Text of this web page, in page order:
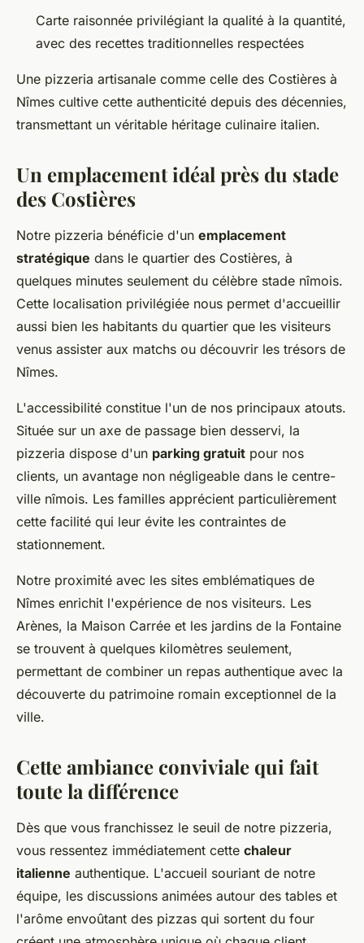
Carte raisonnée privilégiant la qualité à la quantité,
avec des recettes traditionnelles respectées
Une pizzeria artisanale comme celle des Costières à
Nîmes cultive cette authenticité depuis des décennies,
transmettant un véritable héritage culinaire italien.
Un emplacement idéal près du stade
des Costières
Notre pizzeria bénéficie d'un emplacement
stratégique dans le quartier des Costières, à
quelques minutes seulement du célèbre stade nîmois.
Cette localisation privilégiée nous permet d'accueillir
aussi bien les habitants du quartier que les visiteurs
venus assister aux matchs ou découvrir les trésors de
Nîmes.
L'accessibilité constitue l'un de nos principaux atouts.
Située sur un axe de passage bien desservi, la
pizzeria dispose d'un parking gratuit pour nos
clients, un avantage non négligeable dans le centre-
ville nîmois. Les familles apprécient particulièrement
cette facilité qui leur évite les contraintes de
stationnement.
Notre proximité avec les sites emblématiques de
Nîmes enrichit l'expérience de nos visiteurs. Les
Arènes, la Maison Carrée et les jardins de la Fontaine
se trouvent à quelques kilomètres seulement,
permettant de combiner un repas authentique avec la
découverte du patrimoine romain exceptionnel de la
ville.
Cette ambiance conviviale qui fait
toute la différence
Dès que vous franchissez le seuil de notre pizzeria,
vous ressentez immédiatement cette chaleur
italienne authentique. L'accueil souriant de notre
équipe, les discussions animées autour des tables et
l'arôme envoûtant des pizzas qui sortent du four